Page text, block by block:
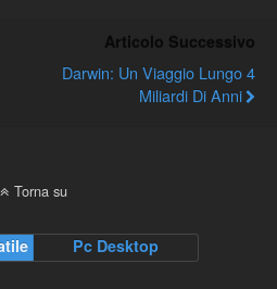
Articolo Successivo
Darwin: Un Viaggio Lungo 4
Miliardi Di Anni
Torna su
Pc Desktop